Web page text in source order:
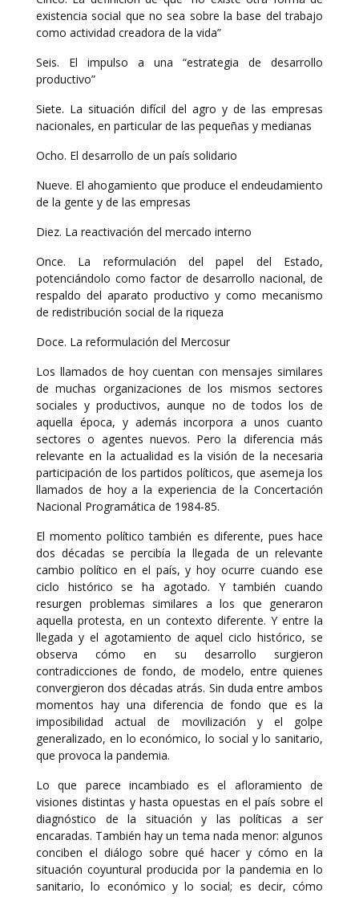
existencia social que no sea sobre la base del trabajo
como actividad creadora de la vida”
Seis. El impulso a una “estrategia de desarrollo
productivo”
Siete. La situación difícil del agro y de las empresas
nacionales, en particular de las pequeñas y medianas
Ocho. El desarrollo de un país solidario
Nueve. El ahogamiento que produce el endeudamiento
de la gente y de las empresas
Diez. La reactivación del mercado interno
Once. La reformulación del papel del Estado,
potenciándolo como factor de desarrollo nacional, de
respaldo del aparato productivo y como mecanismo
de redistribución social de la riqueza
Doce. La reformulación del Mercosur
Los llamados de hoy cuentan con mensajes similares
de muchas organizaciones de los mismos sectores
sociales y productivos, aunque no de todos los de
aquella época, y además incorpora a unos cuanto
sectores o agentes nuevos. Pero la diferencia más
relevante en la actualidad es la visión de la necesaria
participación de los partidos políticos, que asemeja los
llamados de hoy a la experiencia de la Concertación
Nacional Programática de 1984-85.
El momento político también es diferente, pues hace
dos décadas se percibía la llegada de un relevante
cambio político en el país, y hoy ocurre cuando ese
ciclo histórico se ha agotado. Y también cuando
resurgen problemas similares a los que generaron
aquella protesta, en un contexto diferente. Y entre la
llegada y el agotamiento de aquel ciclo histórico, se
observa cómo en su desarrollo surgieron
contradicciones de fondo, de modelo, entre quienes
convergieron dos décadas atrás. Sin duda entre ambos
momentos hay una diferencia de fondo que es la
imposibilidad actual de movilización y el golpe
generalizado, en lo económico, lo social y lo sanitario,
que provoca la pandemia.
Lo que parece incambiado es el afloramiento de
visiones distintas y hasta opuestas en el país sobre el
diagnóstico de la situación y las políticas a ser
encaradas. También hay un tema nada menor: algunos
conciben el diálogo sobre qué hacer y cómo en la
situación coyuntural producida por la pandemia en lo
sanitario, lo económico y lo social; es decir, cómo